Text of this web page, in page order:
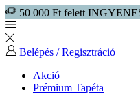
50 000 Ft felett
Belépés / Regisztráció
Akció
Prémium Tapéta